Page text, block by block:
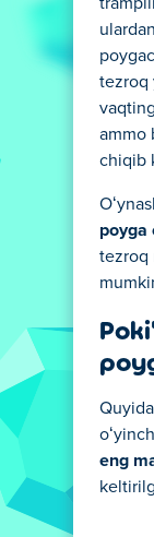
tezroq
ammo
chiqib
poyga
tezroq
eng